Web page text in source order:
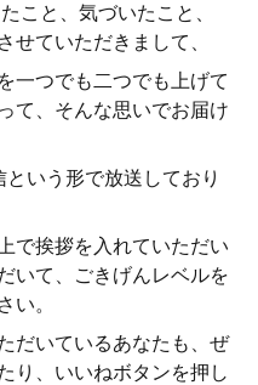
こと、気づいたこと、
せていただきまして、
一つでも二つでも上げて
て、そんな思いでお届け
いう形で放送しており
で挨拶を入れていただい
いて、ごきげんレベルを
い。
だいているあなたも、ぜ
り、いいねボタンを押し